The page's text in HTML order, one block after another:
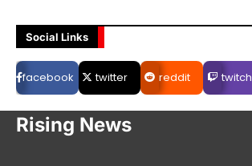
Social Links
facebook twitter reddit twitch
Rising News